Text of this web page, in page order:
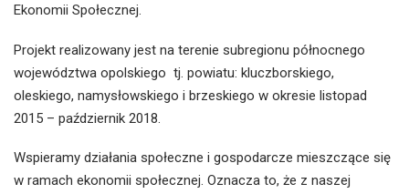
Ekonomii Społecznej.
Projekt realizowany jest na terenie subregionu północnego
województwa opolskiego tj. powiatu: kluczborskiego,
oleskiego, namysłowskiego i brzeskiego w okresie listopad
2015 – październik 2018.
Wspieramy działania społeczne i gospodarcze mieszczące się
w ramach ekonomii społecznej. Oznacza to, że z naszej